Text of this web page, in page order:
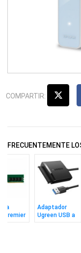
COMPARTIR:
FRECUENTEMENTE
Premier
3200
Adaptador
Ugreen USB a
SATA para